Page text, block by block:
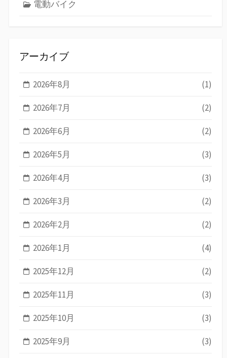
電動バイク
アーカイブ
2026年8月 (1)
2026年7月 (2)
2026年6月 (2)
2026年5月 (3)
2026年4月 (3)
2026年3月 (2)
2026年2月 (2)
2026年1月 (4)
2025年12月 (2)
2025年11月 (3)
2025年10月 (3)
2025年9月 (3)